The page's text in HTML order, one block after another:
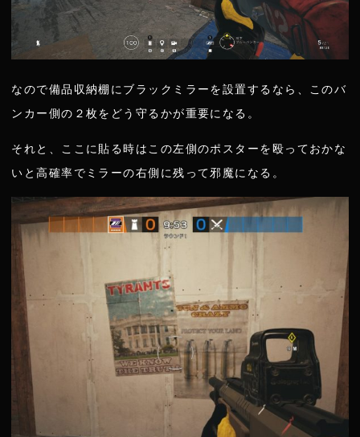
なので備品収納棚にブラックミラーを設置するなら、このバ
ンカー側の２枚をどう守るかが重要になる。
それと、ここに貼る時はこの左側のポスターを殴っておかな
いと高確率でミラーの右側に残って邪魔になる。